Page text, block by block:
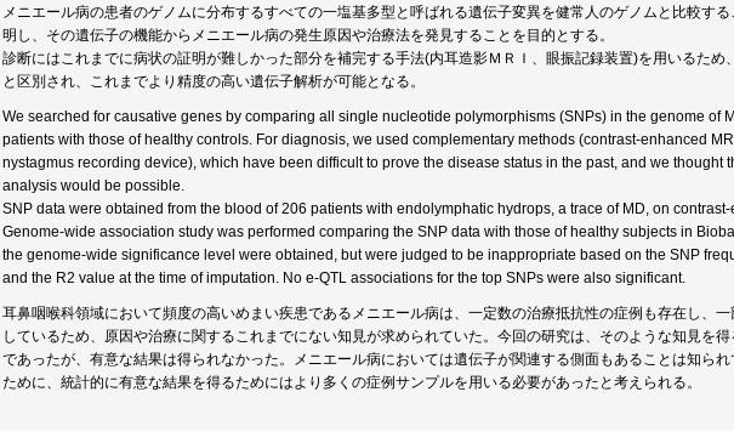
メニエール病の患者のゲノムに分布するすべての一塩基多型と呼ばれる遺伝子変異を健常人のゲノムと比較す
明し、その遺伝子の機能からメニエール病の発生原因や治療法を発見することを目的とする。
診断にはこれまでに病状の証明が難しかった部分を補完する手法(内耳造影ＭＲＩ、眼振記録装置)を用いるため
と区別され、これまでより精度の高い遺伝子解析が可能となる。
We searched for causative genes by comparing all single nucleotide polymorphisms (SNPs) in the genome of
patients with those of healthy controls. For diagnosis, we used complementary methods (contrast-enhanced
nystagmus recording device), which have been difficult to prove the disease status in the past, and we thought
analysis would be possible.
SNP data were obtained from the blood of 206 patients with endolymphatic hydrops, a trace of MD, on
Genome-wide association study was performed comparing the SNP data with those of healthy subjects in
the genome-wide significance level were obtained, but were judged to be inappropriate based on the SNP
and the R2 value at the time of imputation. No e-QTL associations for the top SNPs were also significant.
耳鼻咽喉科領域において頻度の高いめまい疾患であるメニエール病は、一定数の治療抵抗性の症例も存在し、
しているため、原因や治療に関するこれまでにない知見が求められていた。今回の研究は、そのような知見を
であったが、有意な結果は得られなかった。メニエール病においては遺伝子が関連する側面もあることは知ら
ために、統計的に有意な結果を得るためにはより多くの症例サンプルを用いる必要があったと考えられる。